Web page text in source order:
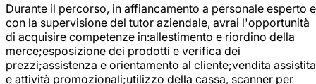
Durante il percorso, in affiancamento a personale esperto e
con la supervisione del tutor aziendale, avrai l'opportunità
di acquisire competenze in:allestimento e riordino della
merce;esposizione dei prodotti e verifica dei
prezzi;assistenza e orientamento al cliente;vendita assistita
e attività promozionali;utilizzo della cassa, scanner per